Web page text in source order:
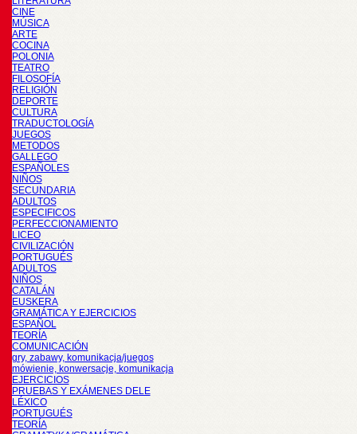
CINE
MÚSICA
ARTE
COCINA
POLONIA
TEATRO
FILOSOFÍA
RELIGIÓN
DEPORTE
CULTURA
TRADUCTOLOGÍA
JUEGOS
METODOS
GALLEGO
ESPAÑOLES
NIÑOS
SECUNDARIA
ADULTOS
ESPECIFICOS
PERFECCIONAMIENTO
LICEO
CIVILIZACIÓN
PORTUGUÉS
ADULTOS
NIÑOS
CATALÁN
EUSKERA
GRAMÁTICA Y EJERCICIOS
ESPAÑOL
TEORÍA
COMUNICACIÓN
gry, zabawy, komunikacja/juegos
mówienie, konwersacje, komunikacja
EJERCICIOS
PRUEBAS Y EXÁMENES DELE
LÉXICO
PORTUGUÉS
TEORÍA